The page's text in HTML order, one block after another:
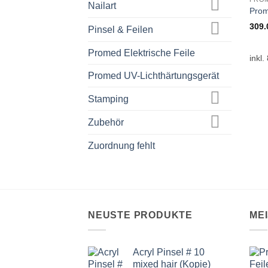
Nailart
Pinsel & Feilen
Promed Elektrische Feile
Promed UV-Lichthärtungsgerät
Stamping
Zubehör
Zuordnung fehlt
inkl.
NEUSTE PRODUKTE
Acryl Pinsel # 10
mixed hair (Kopie)